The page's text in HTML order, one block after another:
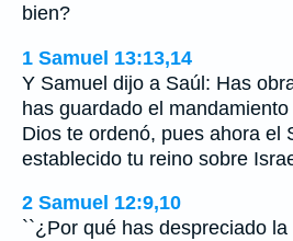
bien?
1 Samuel 13:13,14
Y Samuel dijo a Saúl: Has
has guardado el
Dios te ordenó, pues ahora el
establecido tu reino sobre
2 Samuel 12:9,10
``¿Por qué has despreciado